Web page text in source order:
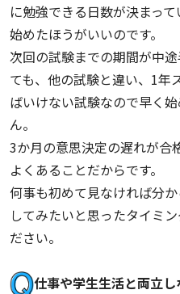
に勉強できる日数が決まっ
始めたほうがいいのです。
次回の試験までの期間が中
ても、他の試験と違い、1年
ばいけない試験なので早く
ん。
3か月の意思決定の遅れが合
よくあることだからです。
何事も初めて見なければ分
してみたいと思ったタイミ
ださい。
仕事や学生生活と両立